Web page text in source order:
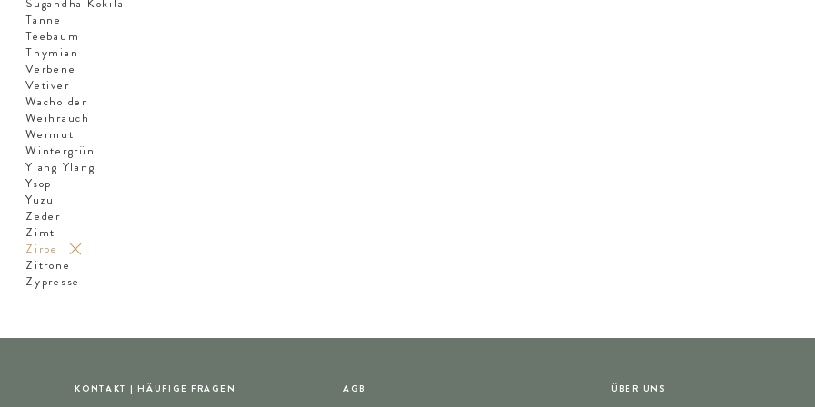
Tanne
Teebaum
Thymian
Verbene
Vetiver
Wacholder
Weihrauch
Wermut
Wintergrün
Ylang Ylang
Ysop
Yuzu
Zeder
Zimt
Zirbe
Zitrone
Zypresse
KONTAKT | HÄUFIGE FRAGEN AGB ÜBER UNS